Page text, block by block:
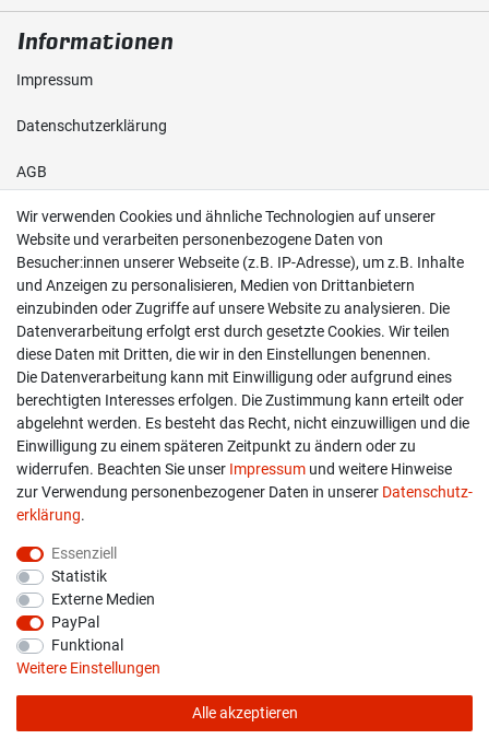
Informationen
Impressum
Daten­schutz­erklärung
AGB
Shop
Kontakt
Versand & Zahlung
Widerrufs­recht
Widerruf erklären
info@overdrive-racing.de
05662 / 8878939
Overdrive-Racing
Frankenstr. 9
34587 Felsberg-Gensungen
* Alle Preise verstehen sich inkl. gesetzl. MwSt. zzgl.Versandkosten
Wir verwenden Cookies und ähnliche Technologien auf unserer
Website und verarbeiten personenbezogene Daten von
Besucher:innen unserer Webseite (z.B. IP-Adresse), um z.B. Inhalte
und Anzeigen zu personalisieren, Medien von Drittanbietern
einzubinden oder Zugriffe auf unsere Website zu analysieren. Die
Datenverarbeitung erfolgt erst durch gesetzte Cookies. Wir teilen
diese Daten mit Dritten, die wir in den Einstellungen benennen.
Die Datenverarbeitung kann mit Einwilligung oder aufgrund eines
berechtigten Interesses erfolgen. Die Zustimmung kann erteilt oder
abgelehnt werden. Es besteht das Recht, nicht einzuwilligen und die
Einwilligung zu einem späteren Zeitpunkt zu ändern oder zu
widerrufen. Beachten Sie unser Impressum und weitere Hinweise
zur Verwendung personenbezogener Daten in unserer Daten­schutz­
erklärung.
Essenziell
Statistik
Externe Medien
PayPal
Funktional
Weitere Einstellungen
Alle akzeptieren